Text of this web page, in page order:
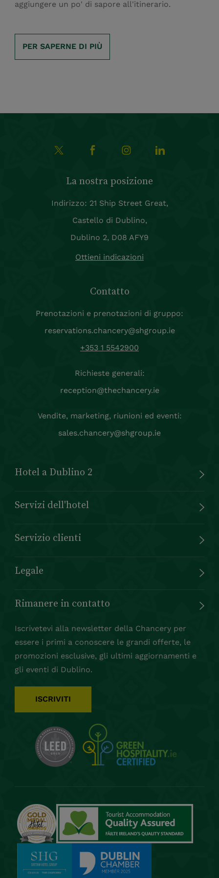
aggiungere un po' di sapore all'itinerario.
PER SAPERNE DI PIÙ
La nostra posizione
Indirizzo: 21 Ship Street Great,
Castello di Dublino,
Dublino 2, D08 AFY9
Ottieni indicazioni
Contatto
Prenotazioni e prenotazioni di gruppo:
reservations.chancery@shgroup.ie
+353 1 5542900
Richieste generali:
reception@thechancery.ie
Vendite, marketing, riunioni ed eventi:
sales.chancery@shgroup.ie
Hotel a Dublino 2
Servizi dell'hotel
Servizio clienti
Legale
Rimanere in contatto
Iscrivetevi alla newsletter della Chancery per
essere i primi a conoscere le grandi offerte, le
promozioni esclusive, gli ultimi aggiornamenti e
gli eventi di Dublino.
ISCRIVITI